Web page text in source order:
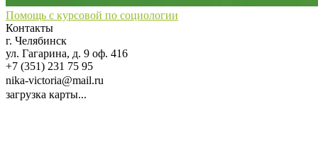
Помощь с курсовой по социологии
Контакты
г. Челябинск
ул. Гагарина, д. 9 оф. 416
+7 (351) 231 75 95
nika-victoria@mail.ru
загрузка карты...